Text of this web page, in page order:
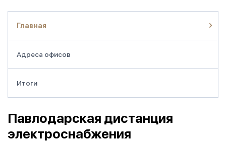
Главная
Адреса офисов
Итоги
Павлодарская дистанция
электроснабжения